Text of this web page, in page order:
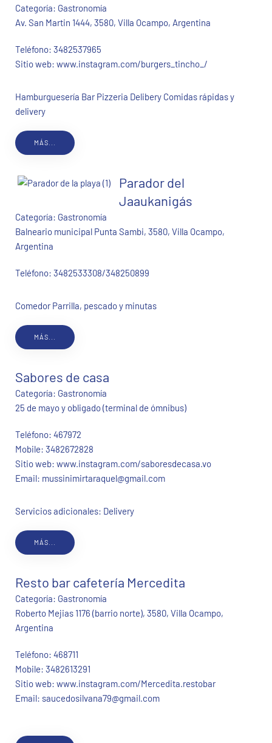
Categoría: Gastronomía
Av. San Martin 1444, 3580, Villa Ocampo, Argentina
Teléfono: 3482537965
Sitio web: www.instagram.com/burgers_tincho_/
Hamburguesería Bar Pizzeria Delibery Comidas rápidas y
delivery
MÁS...
Parador del
Jaaukanigás
Categoría: Gastronomía
Balneario municipal Punta Sambi, 3580, Villa Ocampo,
Argentina
Teléfono: 3482533308/348250899
Comedor Parrilla, pescado y minutas
MÁS...
Sabores de casa
Categoría: Gastronomía
25 de mayo y obligado (terminal de ómnibus)
Teléfono: 467972
Mobile: 3482672828
Sitio web: www.instagram.com/saboresdecasa.vo
Email: mussinimirtaraquel@gmail.com
Servicios adicionales: Delivery
MÁS...
Resto bar cafetería Mercedita
Categoría: Gastronomía
Roberto Mejias 1176 (barrio norte), 3580, Villa Ocampo,
Argentina
Teléfono: 468711
Mobile: 3482613291
Sitio web: www.instagram.com/Mercedita.restobar
Email: saucedosilvana79@gmail.com